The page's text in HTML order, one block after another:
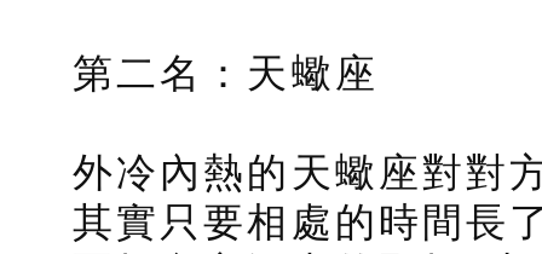
第二名：天蠍座
外冷內熱的天蠍座對對
其實只要相處的時間長